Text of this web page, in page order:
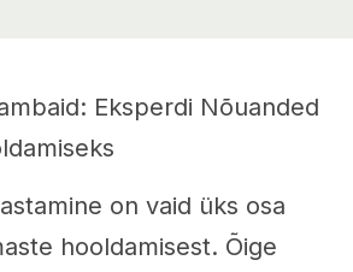
Eksperdi Nõuanded
on vaid üks osa
hooldamisest. Õige